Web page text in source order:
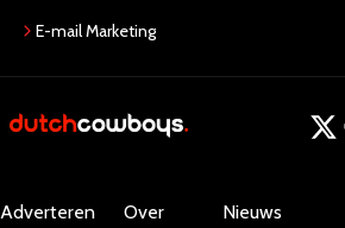
E-mail Marketing
Adverteren
Over
Nieuws